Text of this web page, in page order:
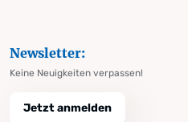
Newsletter:
Keine Neuigkeiten verpassen!
Jetzt anmelden